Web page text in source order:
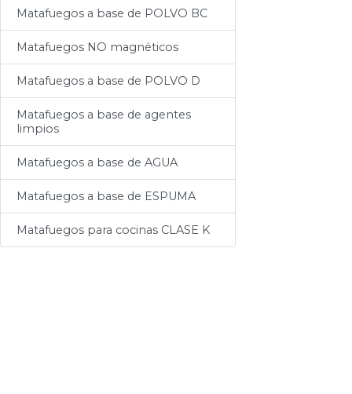
Matafuegos a base de POLVO BC
Matafuegos NO magnéticos
Matafuegos a base de POLVO D
Matafuegos a base de agentes
limpios
Matafuegos a base de AGUA
Matafuegos a base de ESPUMA
Matafuegos para cocinas CLASE K
extinción
Infla nuemáticos a base de CO2
Cilindros de alta presión
Matafuegos de competición
(carreras)
Accesorios